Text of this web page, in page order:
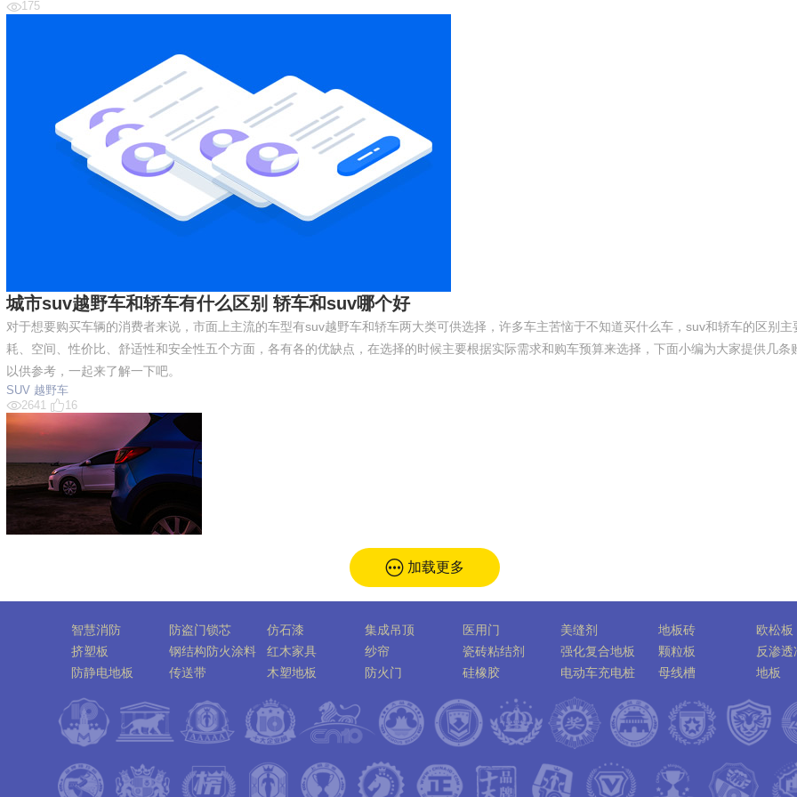
175
城市suv越野车和轿车有什么区别 轿车和suv哪个好
对于想要购买车辆的消费者来说，市面上主流的车型有suv越野车和轿车两大类可供选择，许多车主苦恼于不知道买什么车，suv和轿车的区别主
耗、空间、性价比、舒适性和安全性五个方面，各有各的优缺点，在选择的时候主要根据实际需求和购车预算来选择，下面小编为大家提供几条
以供参考，一起来了解一下吧。
SUV 越野车
2641
16
加载更多
智慧消防 防盗门锁芯 仿石漆 集成吊顶 医用门 美缝剂 地板砖 欧松板
挤塑板
钢结构防火涂料 红木家具 纱帘 瓷砖粘结剂 强化复合地板 颗粒板 反渗透
防静电地板
传送带 木塑地板 防火门 硅橡胶 电动车充电桩 母线槽 地板
阀门